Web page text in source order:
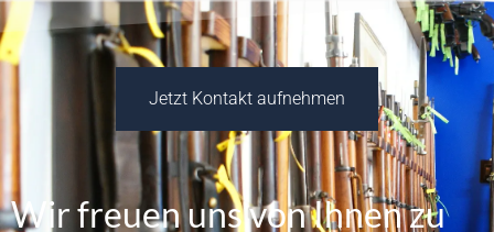
Jetzt Kontakt aufnehmen
Wir freuen uns von Ihnen zu